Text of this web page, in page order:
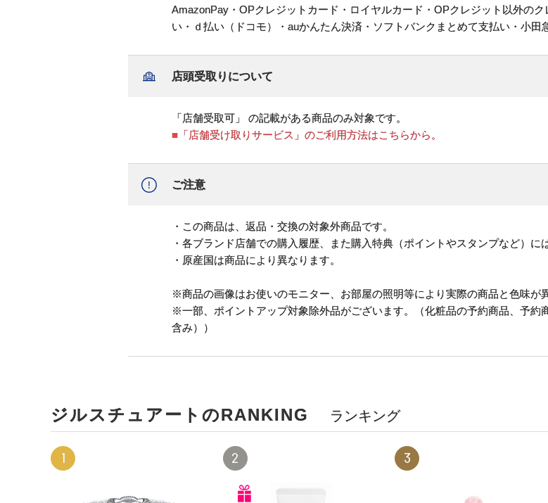
AmazonPay・OPクレジットカード・ロイヤルカード・OPクレジット以外の
い・ｄ払い（ドコモ）・auかんたん決済・ソフトバンクまとめて支払い・小
店頭受取りについて
「店舗受取可」 の記載がある商品のみ対象です。
■「店舗受け取りサービス」のご利用方法はこちらから。
ご注意
・この商品は、返品・交換の対象外商品です。
・各ブランド店舗での購入履歴、また購入特典（ポイントやスタンプなど）に
・原産国は商品により異なります。
※商品の画像はお使いのモニター、お部屋の照明等により実際の商品と色味が
※一部、ポイントアップ対象除外品がございます。（化粧品の予約商品、予約
含み））
ジルスチュアートのRANKING ランキング
1 2 3